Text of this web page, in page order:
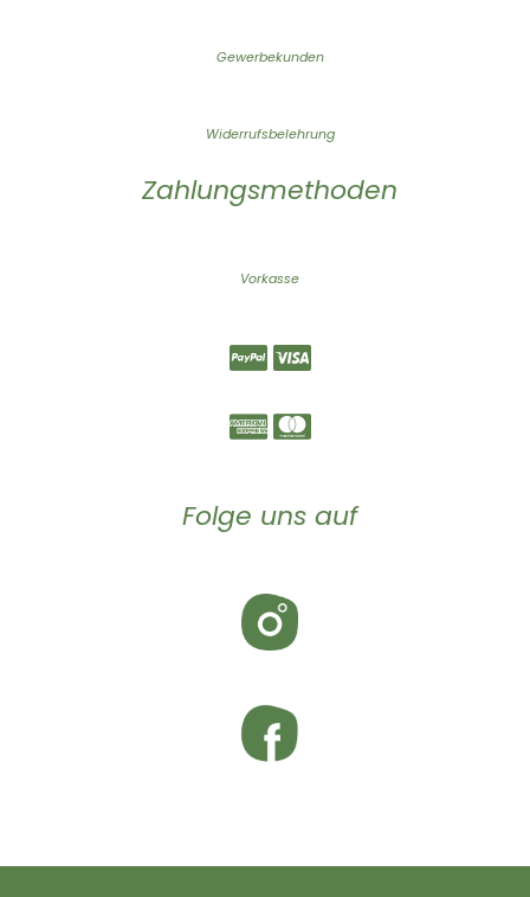
Gewerbekunden
Widerrufsbelehrung
Zahlungsmethoden
Vorkasse
Folge uns auf